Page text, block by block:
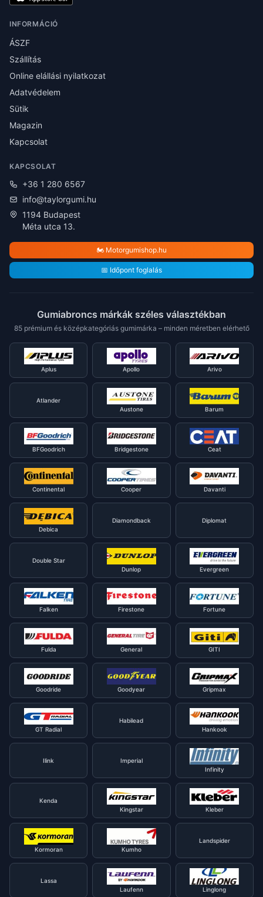
INFORMÁCIÓ
ÁSZF
Szállítás
Online elállási nyilatkozat
Adatvédelem
Sütik
Magazin
Kapcsolat
KAPCSOLAT
+36 1 280 6567
info@taylorgumi.hu
1194 Budapest
Méta utca 13.
🏍️ Motorgumishop.hu
📅 Időpont foglalás
Gumiabroncs márkák széles választékban
85 prémium és középkategóriás gumimárka – minden méretben elérhető
Aplus Apollo Arivo
Atlander
Austone
Barum
BFGoodrich Bridgestone Ceat
Continental Cooper Davanti
Debica
Diamondback Diplomat
Double Star
Dunlop
Evergreen
Falken Firestone Fortune
Fulda General GITI
Goodride Goodyear Gripmax
GT Radial
Habilead
Hankook
Ilink
Imperial
Infinity
Kenda
Kingstar
Kleber
Kormoran Kumho
Landspider
Lassa
Laufenn
Linglong